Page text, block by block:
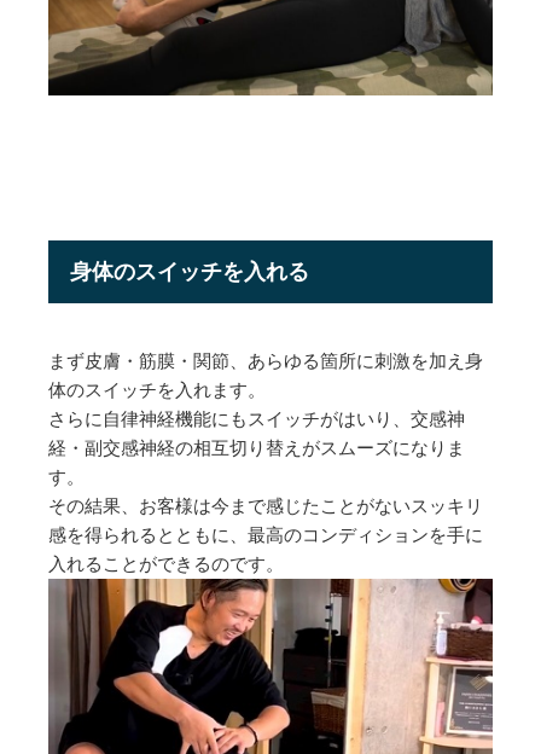
身体のスイッチを入れる
まず皮膚・筋膜・関節、あらゆる箇所に刺激を加え身
体のスイッチを入れます。
さらに自律神経機能にもスイッチがはいり、交感神
経・副交感神経の相互切り替えがスムーズになりま
す。
その結果、お客様は今まで感じたことがないスッキリ
感を得られるとともに、最高のコンディションを手に
入れることができるのです。